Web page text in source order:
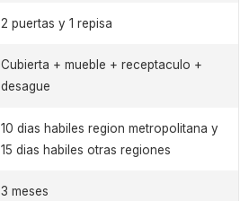
2 puertas y 1 repisa
Cubierta + mueble + receptaculo +
desague
10 dias habiles region metropolitana y
15 dias habiles otras regiones
3 meses